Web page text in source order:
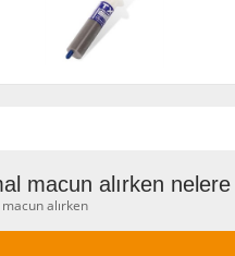
macun alırken
alırken